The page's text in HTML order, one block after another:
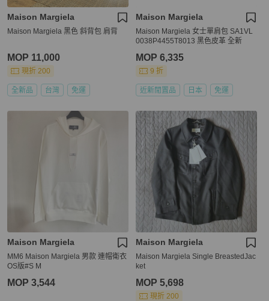
Maison Margiela
Maison Margiela 黑色 斜背包 肩背
MOP 11,000
現折 200
全新品 台灣 免運
Maison Margiela
Maison Margiela 女士單肩包 SA1VL
0038P4455T8013 黑色皮革 全新
MOP 6,335
9 折
近新閒置品 日本 免運
Maison Margiela
MM6 Maison Margiela 男款 連帽衛衣
OS版#S M
MOP 3,544
Maison Margiela
Maison Margiela Single BreastedJac
ket
MOP 5,698
現折 200